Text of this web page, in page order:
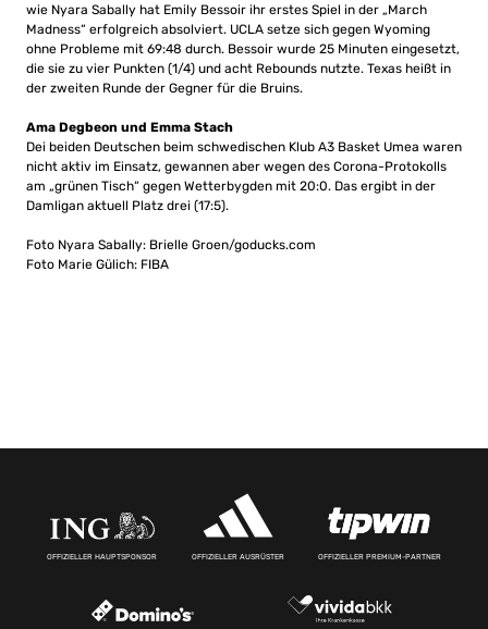
wie Nyara Sabally hat Emily Bessoir ihr erstes Spiel in der „March
Madness“ erfolgreich absolviert. UCLA setze sich gegen Wyoming
ohne Probleme mit 69:48 durch. Bessoir wurde 25 Minuten eingesetzt,
die sie zu vier Punkten (1/4) und acht Rebounds nutzte. Texas heißt in
der zweiten Runde der Gegner für die Bruins.
Ama Degbeon und Emma Stach
Dei beiden Deutschen beim schwedischen Klub A3 Basket Umea waren
nicht aktiv im Einsatz, gewannen aber wegen des Corona-Protokolls
am „grünen Tisch“ gegen Wetterbygden mit 20:0. Das ergibt in der
Damligan aktuell Platz drei (17:5).
Foto Nyara Sabally: Brielle Groen/goducks.com
Foto Marie Gülich: FIBA
OFFIZIELLER HAUPTSPONSOR OFFIZIELLER AUSRÜSTER OFFIZIELLER PREMIUM-PARTNER